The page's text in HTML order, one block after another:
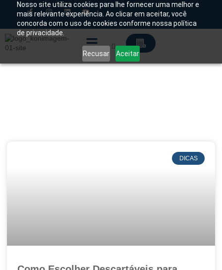
Nosso site utiliza cookies para lhe fornecer uma melhor e
mais relevante experiência. Ao clicar em aceitar, você
concorda com o uso de cookies conforme nossa política
de privacidade.
Recusar Aceitar
DICAS